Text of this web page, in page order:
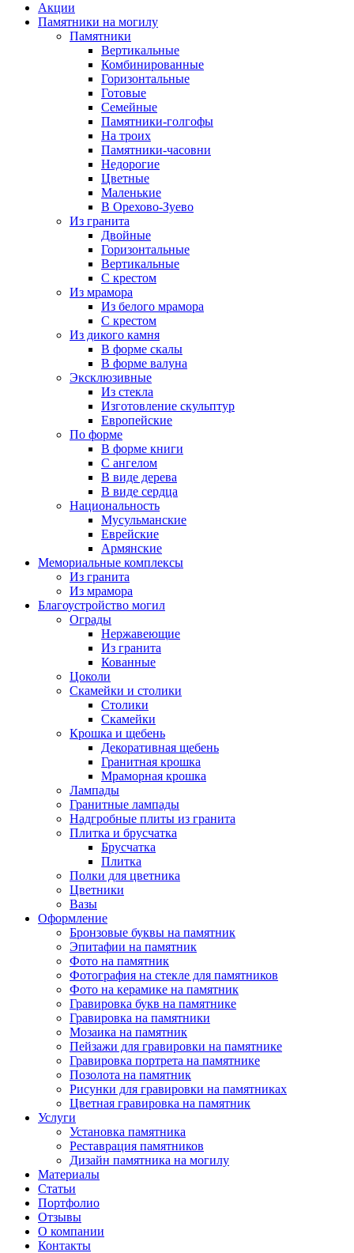
Акции
Памятники на могилу
Памятники
Вертикальные
Комбинированные
Горизонтальные
Готовые
Семейные
Памятники-голгофы
На троих
Памятники-часовни
Недорогие
Цветные
Маленькие
В Орехово-Зуево
Из гранита
Двойные
Горизонтальные
Вертикальные
С крестом
Из мрамора
Из белого мрамора
С крестом
Из дикого камня
В форме скалы
В форме валуна
Эксклюзивные
Из стекла
Изготовление скульптур
Европейские
По форме
В форме книги
С ангелом
В виде дерева
В виде сердца
Национальность
Мусульманские
Еврейские
Армянские
Мемориальные комплексы
Из гранита
Из мрамора
Благоустройство могил
Ограды
Нержавеющие
Из гранита
Кованные
Цоколи
Скамейки и столики
Столики
Скамейки
Крошка и щебень
Декоративная щебень
Гранитная крошка
Мраморная крошка
Лампады
Гранитные лампады
Надгробные плиты из гранита
Плитка и брусчатка
Брусчатка
Плитка
Полки для цветника
Цветники
Вазы
Оформление
Бронзовые буквы на памятник
Эпитафии на памятник
Фото на памятник
Фотография на стекле для памятников
Фото на керамике на памятник
Гравировка букв на памятнике
Гравировка на памятники
Мозаика на памятник
Пейзажи для гравировки на памятнике
Гравировка портрета на памятнике
Позолота на памятник
Рисунки для гравировки на памятниках
Цветная гравировка на памятник
Услуги
Установка памятника
Реставрация памятников
Дизайн памятника на могилу
Материалы
Статьи
Портфолио
Отзывы
О компании
Контакты